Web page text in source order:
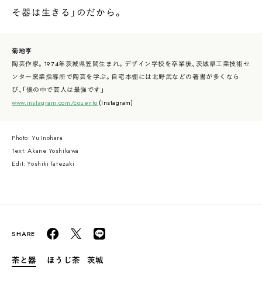
そ器は生きる」のだから。
菊地亨
陶芸作家。1974年茨城県笠間生まれ。デザイン学校を卒業後、茨城県工業技術セ
ンター窯業指導所で陶芸を学ぶ。自宅本棚には北野武などの著書が多くなら
び、「僕の中で芸人は最強です」
www.instagram.com/couento (Instagram)
Photo: Yu Inohara
Text: Akane Yoshikawa
Edit: Yoshiki Tatezaki
茶と器 ほうじ茶 茨城